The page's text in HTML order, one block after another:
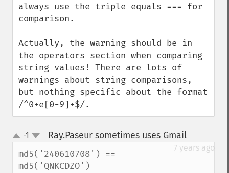
always use the triple equals === for
comparison.
Actually, the warning should be in
the operators section when comparing
string values! There are lots of
warnings about string comparisons,
but nothing specific about the format
/^0+e[0-9]+$/.
up
down
-1 Ray.Paseur sometimes uses Gmail¶
7 years ago
md5('240610708') ==
md5('QNKCDZO')